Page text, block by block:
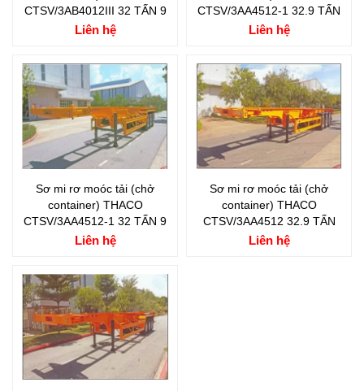
CTSV/3AB4012III 32 TẤN 9
Liên hệ
CTSV/3AA4512-1 32.9 TẤN
Liên hệ
Sơ mi rơ moóc tải (chở
container) THACO
CTSV/3AA4512-1 32 TẤN 9
Liên hệ
Sơ mi rơ moóc tải (chở
container) THACO
CTSV/3AA4512 32.9 TẤN
Liên hệ